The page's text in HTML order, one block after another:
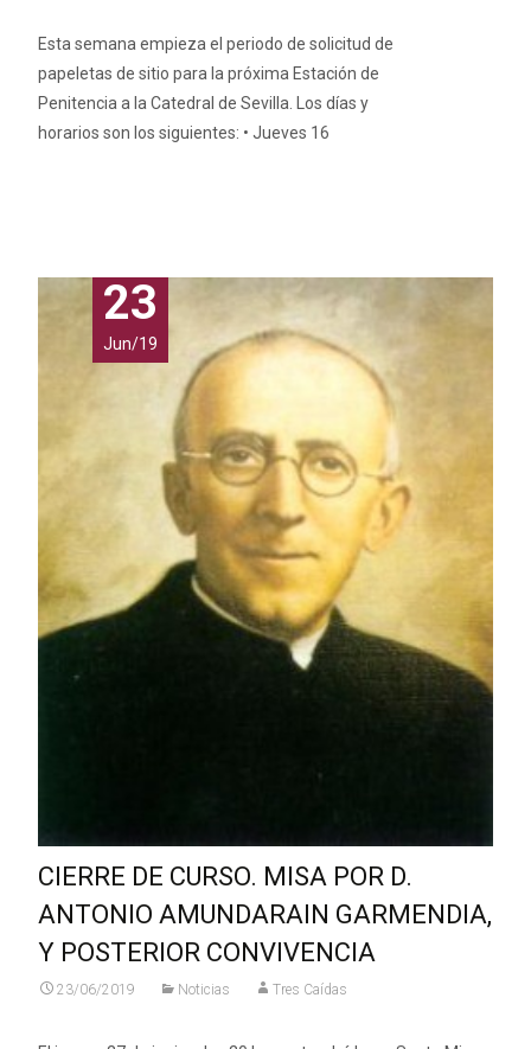
Esta semana empieza el periodo de solicitud de
papeletas de sitio para la próxima Estación de
Penitencia a la Catedral de Sevilla. Los días y
horarios son los siguientes: • Jueves 16
23
Jun/19
CIERRE DE CURSO. MISA POR D.
ANTONIO AMUNDARAIN GARMENDIA,
Y POSTERIOR CONVIVENCIA
23/06/2019 Noticias Tres Caídas